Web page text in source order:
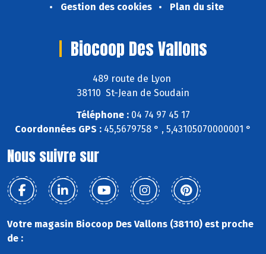
Gestion des cookies
Plan du site
Biocoop Des Vallons
489 route de Lyon
38110 St-Jean de Soudain
Téléphone : 04 74 97 45 17
Coordonnées GPS : 45,5679758 ° , 5,43105070000001 °
Nous suivre sur
Votre magasin Biocoop Des Vallons (38110) est proche
de :